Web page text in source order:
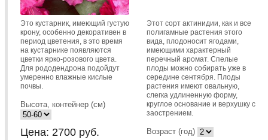
Это кустарник, имеющий густую
крону, особенно декоративен в
период цветения, в это время
на кустарнике появляются
цветки ярко-розового цвета.
Для рододендрона подойдут
умеренно влажные кислые
почвы.
Высота, контейнер (см)
Цена: 2700 руб.
Этот сорт актинидии, как и все
полигамные растения этого
вида, плодоносит ягодами,
имеющими характерный
перечный аромат. Спелые
плоды можно собирать уже в
середине сентября. Плоды
растения имеют овальную,
слегка удлиненную форму,
круглое основание и верхушку с
заострением.
Возраст (год)